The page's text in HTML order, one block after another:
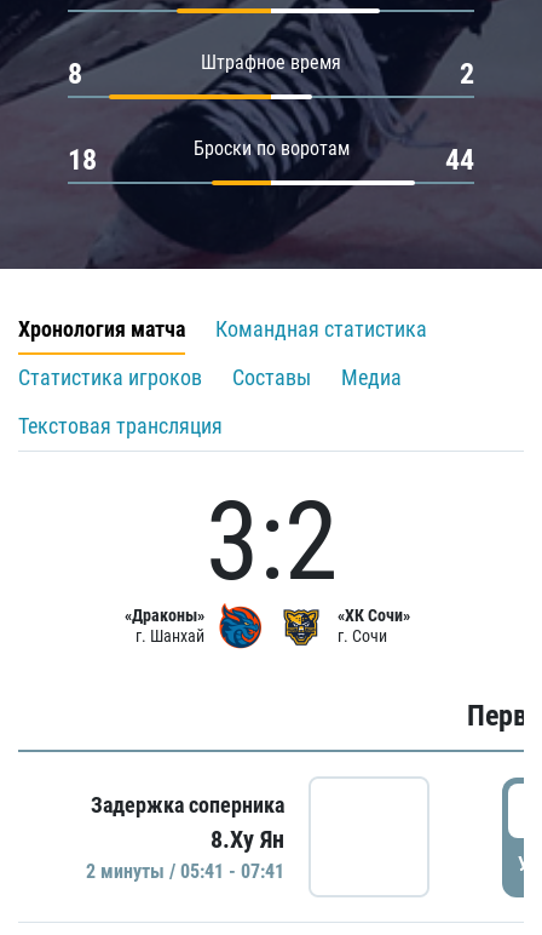
Штрафное время
8 2
Броски по воротам
18 44
Хронология матча
Командная статистика
Статистика игроков
Составы
Медиа
Текстовая трансляция
«Драконы»
г. Шанхай
3:2
«ХК Сочи»
г. Сочи
Задержка соперника
8.Ху Ян
2 минуты / 05:41 - 07:41